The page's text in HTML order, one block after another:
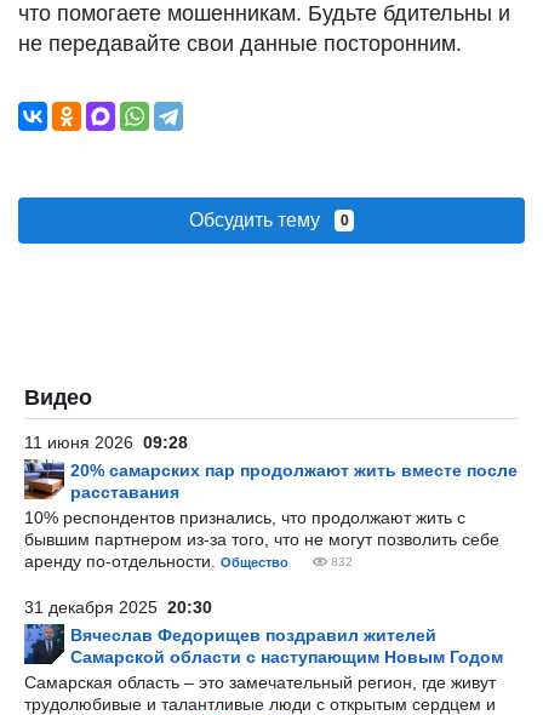
что помогаете мошенникам. Будьте бдительны и
не передавайте свои данные посторонним.
Обсудить тему 0
Видео
11 июня 2026 09:28
20% самарских пар продолжают жить вместе после
расставания
10% респондентов признались, что продолжают жить с
бывшим партнером из-за того, что не могут позволить себе
аренду по-отдельности.
Общество 832
31 декабря 2025 20:30
Вячеслав Федорищев поздравил жителей
Самарской области с наступающим Новым Годом
Самарская область – это замечательный регион, где живут
трудолюбивые и талантливые люди с открытым сердцем и